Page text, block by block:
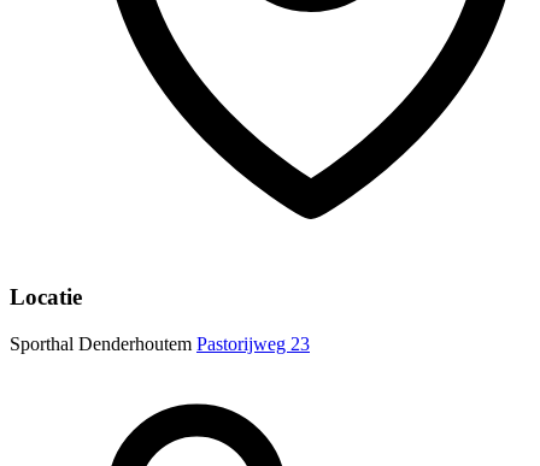
Locatie
Sporthal Denderhoutem Pastorijweg 23